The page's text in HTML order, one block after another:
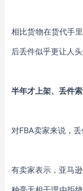
相比货物在货代手
后丢件似乎更让人头
半年才上架、丢件
对FBA卖家来说，
有卖家表示，亚马